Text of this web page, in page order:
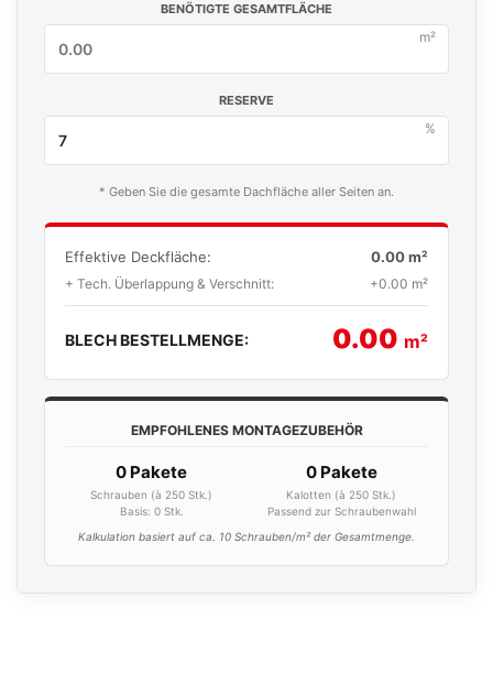
BENÖTIGTE GESAMTFLÄCHE
m²
RESERVE
%
* Geben Sie die gesamte Dachfläche aller Seiten an.
Effektive Deckfläche: 0.00 m²
+ Tech. Überlappung & Verschnitt: +0.00 m²
BLECH BESTELLMENGE: 0.00 m²
EMPFOHLENES MONTAGEZUBEHÖR
0 Pakete
Schrauben (à 250 Stk.)
Basis: 0Stk.
0 Pakete
Kalotten (à 250 Stk.)
Passend zur Schraubenwahl
Kalkulation basiert auf ca. 10 Schrauben/m² der Gesamtmenge.